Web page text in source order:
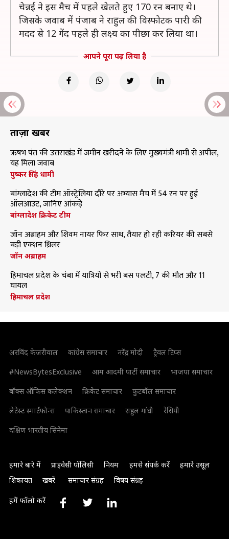
चेन्नई ने इस मैच में पहले खेलते हुए 170 रन बनाए थे।
जिसके जवाब में पंजाब ने राहुल की विस्फोटक पारी की
मदद से 12 गेंद पहले ही लक्ष्य का पीछा कर लिया था।
आपने पूरा पढ़ लिया है
ताज़ा खबरें
ऋषभ पंत की उत्तराखंड में जमीन खरीदने के लिए मुख्यमंत्री धामी से अपील,
यह मिला जवाब
पुष्कर सिंह धामी
बांग्लादेश की टीम ऑस्ट्रेलिया दौरे पर अभ्यास मैच में 54 रन पर हुई
ऑलआउट, जानिए आंकड़े
बांग्लादेश क्रिकेट टीम
जॉन अब्राहम और शिवम नायर फिर साथ, तैयार हो रही करियर की सबसे
बड़ी एक्शन थ्रिलर
जॉन अब्राहम
हिमाचल प्रदेश के चंबा में यात्रियों से भरी बस पलटी, 7 की मौत और 11
घायल
हिमाचल प्रदेश
अरविंद केजरीवाल कांग्रेस समाचार नरेंद्र मोदी
ट्रैवल टिप्स
#NewsBytesExclusive
आम आदमी पार्टी समाचार
भाजपा समाचार
बॉक्स ऑफिस कलेक्शन
क्रिकेट समाचार
फुटबॉल समाचार
लेटेस्ट स्मार्टफोन्स
पाकिस्तान समाचार राहुल गांधी
रेसिपी
दक्षिण भारतीय सिनेमा
हमारे बारे में प्राइवेसी पॉलिसी नियम हमसे संपर्क करें
हमारे उसूल
शिकायत
खबरें समाचार संग्रह विषय संग्रह
हमें फॉलो करें